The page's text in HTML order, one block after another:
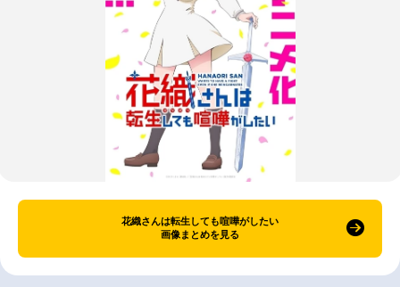
花織さんは転生しても喧嘩がしたい
画像まとめを見る